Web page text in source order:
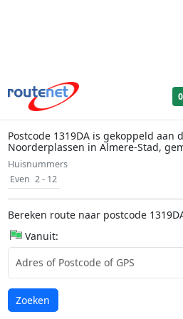
Postcode 1319DA is gekoppeld aan
Noorderplassen in Almere-Stad,
Huisnummers
Even 2 - 12
Bereken route naar postcode
Vanuit:
Laden...
Zoeken